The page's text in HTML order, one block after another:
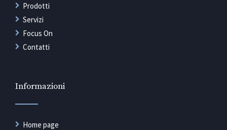
Prodotti
Servizi
Focus On
Contatti
Informazioni
Home page